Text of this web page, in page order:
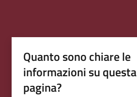
Quanto sono chiare le
informazioni su questa
pagina?